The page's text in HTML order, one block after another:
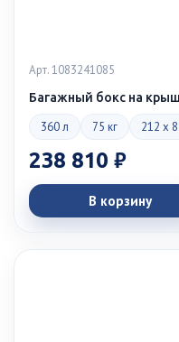
Арт. 1083241085
Багажный бокс на
360 л 75 кг 212 x
238 810 ₽
В корзину